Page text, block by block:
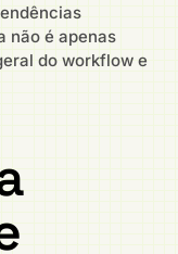
não é apenas
do workflow e